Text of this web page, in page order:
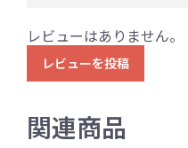
レビューはありません。
レビューを投稿
関連商品